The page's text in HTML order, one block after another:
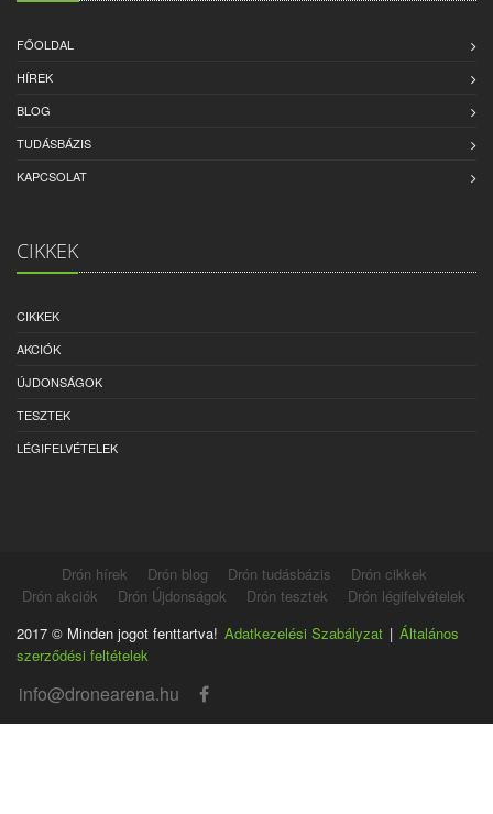
FŐOLDAL
HÍREK
BLOG
TUDÁSBÁZIS
KAPCSOLAT
CIKKEK
CIKKEK
AKCIÓK
ÚJDONSÁGOK
TESZTEK
LÉGIFELVÉTELEK
Drón hírek Drón blog Drón tudásbázis
Drón cikkek
Drón akciók
Drón Újdonságok Drón tesztek
Drón légifelvételek
2017 © Minden jogot fenttartva! Adatkezelési Szabályzat | Általános
szerződési feltételek
info@dronearena.hu